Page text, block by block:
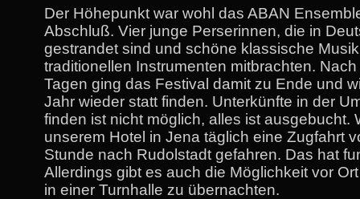
Der Höhepunkt war wohl das ABAN
Abschluß. Vier junge Perserinnen, die in
gestrandet sind und schöne klassische
traditionellen Instrumenten mitbrachten.
Tagen ging das Festival damit zu Ende und
Jahr wieder statt finden. Unterkünfte in der
finden ist nicht möglich, alles ist ausgebucht.
unserem Hotel in Jena täglich eine Zugfahrt
Stunde nach Rudolstadt gefahren. Das hat
Allerdings gibt es auch die Möglichkeit vor
in einer Turnhalle zu übernachten.